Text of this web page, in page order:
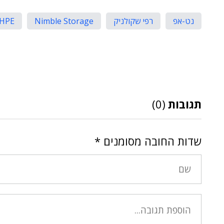
נט-אפ רפי שקולניק Nimble Storage
HPE
תגובות (0)
שדות החובה מסומנים *